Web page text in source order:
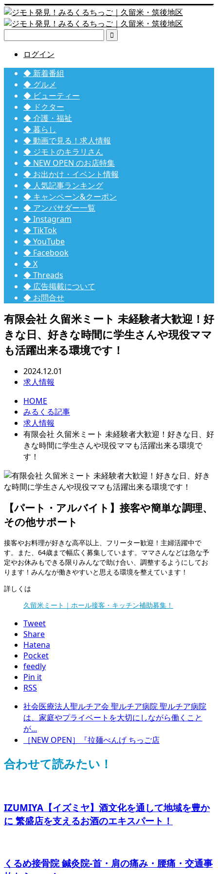

ログイン
◆ 新着番組
◆ グルメ
◆ ビューティー
◆ ドクター
◆ 介護・福祉
◆ 暮らし
◆ 動画で見る！求人情報
◆ ジモトのキラリさん
◆ NEW OPEN のお店特集
◆ お出かけ・イベント情報
◆ 人気記事ランキング
◆ キャンペーン&クーポン
◆ アンバサダー一覧
◆ Instagram
◆ TikTok
◆ YouTube
◆ Facebook
◆ X
◆ Threads
◆ 広告掲載について
◆ お問合せ
有限会社 久留米ミート 未経験者大歓迎！好
きな日、好きな時間に学生さんや現役ママ
も活躍出来る環境です！
2024.12.01
求人情報
HOME
みるくる記事
求人情報
有限会社 久留米ミート 未経験者大歓迎！好きな日、好
きな時間に学生さんや現役ママも活躍出来る環境で
す！
【パート・アルバイト】接客や簡単な調理、
その他サポート
接客やお料理が好きな高卒以上、フリーター歓迎！主婦活躍中で
す。また、64歳まで幅広く募集しています。ママさんなどは急な予
定やお休みもできる限りみんなで助け合い、調整するようにしてお
ります！みんなが働きやすいと思える環境を整えています！
詳しくは
久留米ミート｜ホール接客・キッチン補助募集！
Tweet
Share
Hatena
Pocket
feedly
Pin it
RSS
社会医療法人聖ルチア会 聖ルチア病院 聖ルチア病院
は、家庭やプライベートを大切にしながら働くこと
が...
［NEW OPEN］『拉麺べんげ ちっご店
合わせて読みたい！
IZUMIYA【イズミヤ】酒文化を通して地域を豊か
に 繁盛店を支えるお酒のエキスパート！
くるめ接骨院 鍼灸院-首・肩の痛み・腰痛・交通事